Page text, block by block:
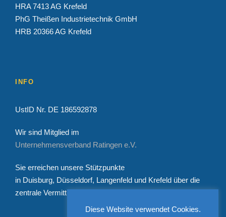
HRA 7413 AG Krefeld
PhG Theißen Industrietechnik GmbH
HRB 20366 AG Krefeld
INFO
UstID Nr. DE 186592878
Wir sind Mitglied im
Unternehmensverband Ratingen e.V.
Sie erreichen unsere Stützpunkte
in Duisburg, Düsseldorf, Langenfeld und Krefeld über die
zentrale Vermittlung Tel. 02151/4455660
Diese Website verwendet Cookies.